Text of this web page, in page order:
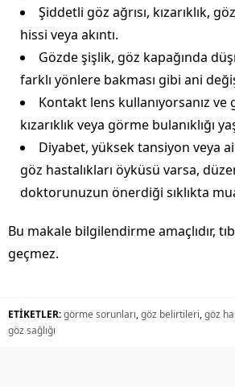
Şiddetli göz ağrısı, kızarıklık,
hissi veya akıntı.
Gözde şişlik, göz kapağında
farklı yönlere bakması gibi ani
Kontakt lens kullanıyorsanız ve
kızarıklık veya görme bulanıklığı
Diyabet, yüksek tansiyon veya
göz hastalıkları öyküsü varsa,
doktorunuzun önerdiği sıklıkta
Bu makale bilgilendirme amaçlıdır,
geçmez.
ETİKETLER:görme sorunları,göz belirtileri,göz
göz sağlığı